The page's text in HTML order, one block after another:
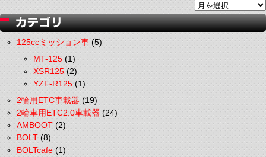
125ccミッション車(5)
MT-125(1)
XSR125(2)
YZF-R125(1)
2輪用ETC車載器(19)
2輪車用ETC2.0車載器(24)
AMBOOT(2)
BOLT(8)
BOLTcafe(1)